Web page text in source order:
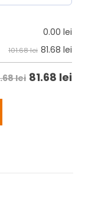
0.00 lei
101.68 lei 81.68 lei
lei 81.68 lei